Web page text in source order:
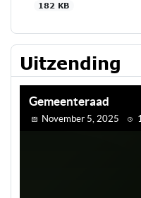
182 KB
Uitzending